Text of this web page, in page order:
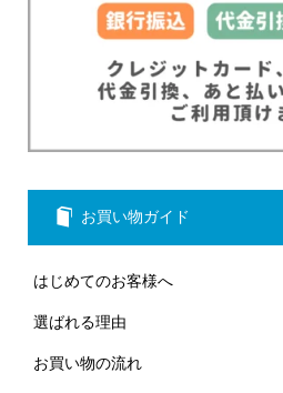
お買い物ガイド
はじめてのお客様へ
選ばれる理由
お買い物の流れ